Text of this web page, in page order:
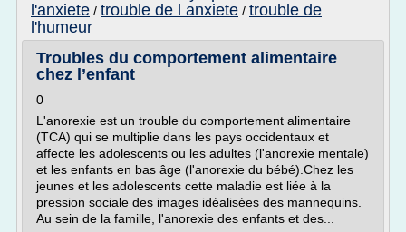
l'anxiete / trouble de l anxiete / trouble de
l'humeur
Troubles du comportement alimentaire
chez l’enfant
0
L'anorexie est un trouble du comportement alimentaire
(TCA) qui se multiplie dans les pays occidentaux et
affecte les adolescents ou les adultes (l'anorexie mentale)
et les enfants en bas âge (l'anorexie du bébé).Chez les
jeunes et les adolescents cette maladie est liée à la
pression sociale des images idéalisées des mannequins.
Au sein de la famille, l'anorexie des enfants et des...